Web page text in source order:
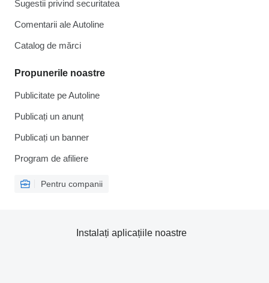
Sugestii privind securitatea
Comentarii ale Autoline
Catalog de mărcі
Propunerile noastre
Publicitate pe Autoline
Publicați un anunț
Publicați un banner
Program de afiliere
Pentru companii
Instalați aplicațiile noastre